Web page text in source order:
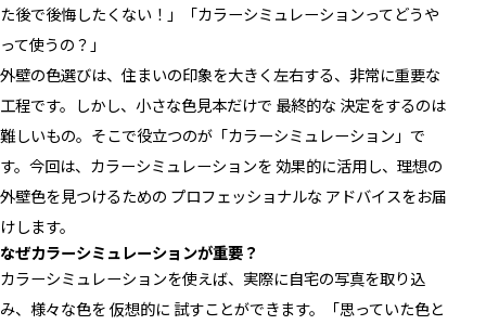
た後で後悔したくない！」「カラーシミュレーションってどうや
って使うの？」
外壁の色選びは、住まいの印象を大きく左右する、非常に重要な
工程です。しかし、小さな色見本だけで 最終的な 決定をするのは
難しいもの。そこで役立つのが「カラーシミュレーション」で
す。今回は、カラーシミュレーションを 効果的に活用し、理想の
外壁色を見つけるための プロフェッショナルな アドバイスをお届
けします。
なぜカラーシミュレーションが重要？
カラーシミュレーションを使えば、実際に自宅の写真を取り込
み、様々な色を 仮想的に 試すことができます。「思っていた色と